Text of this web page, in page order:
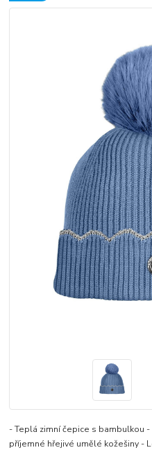
- Teplá zimní čepice s bambulkou
příjemné hřejivé umělé kožešiny -